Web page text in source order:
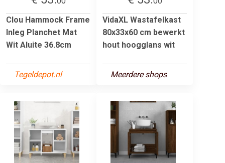
Clou Hammock Frame
Inleg Planchet Mat
Wit Aluite 36.8cm
Tegeldepot.nl
VidaXL Wastafelkast
80x33x60 cm bewerkt
hout hoogglans wit
Meerdere shops